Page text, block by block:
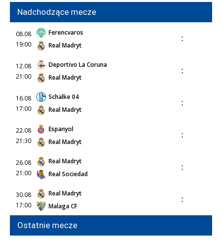
Nadchodzące mecze
08.08
19:00
Ferencvaros
Real Madryt
:
12.08
21:00
Deportivo La Coruna
Real Madryt
:
16.08
17:00
Schalke 04
Real Madryt
:
22.08
21:30
Espanyol
Real Madryt
:
26.08
21:00
Real Madryt
Real Sociedad
:
30.08
17:00
Real Madryt
Malaga CF
:
Ostatnie mecze